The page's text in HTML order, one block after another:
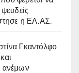
η ΕΛ.ΑΣ.
Γκαντόλφο
ανέμων